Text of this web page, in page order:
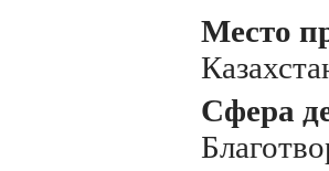
Место
Сфера